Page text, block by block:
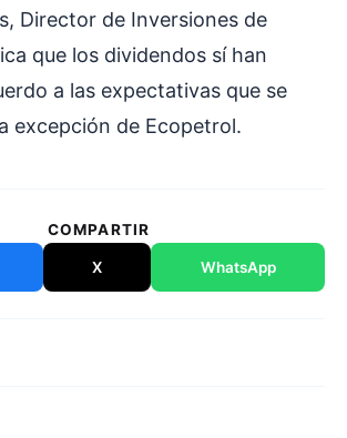
Director de Inversiones de
que los dividendos sí han
a las expectativas que se
excepción de Ecopetrol.
COMPARTIR
X WhatsApp